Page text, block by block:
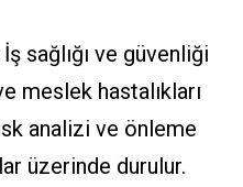
sağlığı ve güvenliği
meslek hastalıkları
analizi ve önleme
üzerinde durulur.